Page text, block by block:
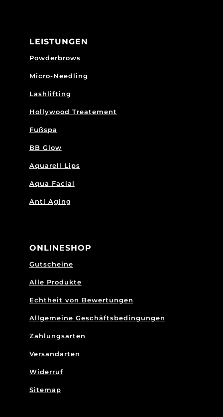
LEISTUNGEN
Powderbrows
Micro-Needling
Lashlifting
Hollywood Treatement
Fußspa
BB Glow
Aquarell Lips
Aqua Facial
Anti Aging
ONLINESHOP
Gutscheine
Alle Produkte
Echtheit von Bewertungen
Allgemeine Geschäftsbedingungen
Zahlungsarten
Versandarten
Widerruf
Sitemap